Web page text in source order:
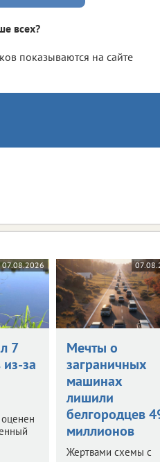
всех?
показываются на сайте
07.08.2026
7
за
Мечты о
заграничных
машинах
лишили
белгородцев
миллионов
Жертвами схемы с